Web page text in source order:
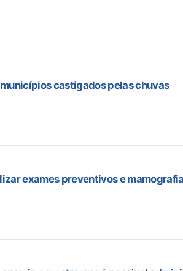
castigados pelas chuvas
exames preventivos e